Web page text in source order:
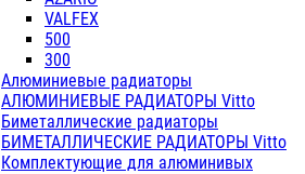
VALFEX
500
300
Алюминиевые радиаторы
АЛЮМИНИЕВЫЕ РАДИАТОРЫ Vitto
Биметаллические радиаторы
БИМЕТАЛЛИЧЕСКИЕ РАДИАТОРЫ Vitto
Комплектующие для алюминивых